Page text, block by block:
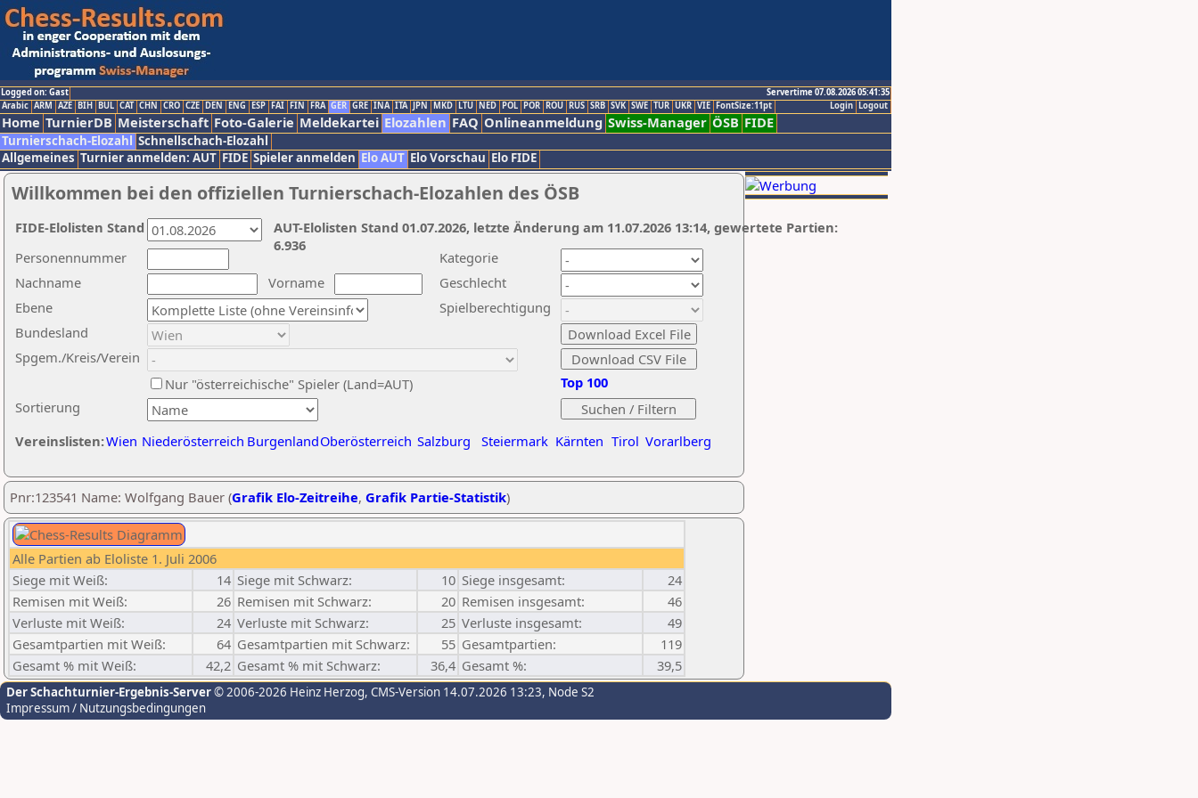
Logged on: Gast
Servertime 07.08.2026 05:41:35
Logout
Login
Arabic ARM AZE BIH BUL CAT CHN CRO CZE DEN ENG ESP FAI FIN FRA GER GRE INA ITA JPN MKD LTU NED POL POR ROU RUS SRB SVK SWE TUR UKR VIE FontSize:11pt
Home TurnierDB Meisterschaft Foto-Galerie Meldekartei Elozahlen FAQ Onlineanmeldung Swiss-Manager ÖSB FIDE
Turnierschach-Elozahl Schnellschach-Elozahl
Allgemeines Turnier anmelden: AUT FIDE Spieler anmelden Elo AUT Elo Vorschau Elo FIDE
Willkommen bei den offiziellen Turnierschach-Elozahlen des ÖSB
Nachname
Vorname
Ebene
Kategorie
Sortierung
Personennummer
Bundesland
Spgem./Kreis/Verein
Geschlecht
Nur "österreichische" Spieler (Land=AUT)
Spielberechtigung
Vereinslisten:Wien Niederösterreich BurgenlandOberösterreich Salzburg Steiermark Kärnten Tirol Vorarlberg
Top 100
AUT-Elolisten Stand 01.07.2026, letzte Änderung am 11.07.2026 13:14, gewertete Partien:
6.936
FIDE-Elolisten Stand
Pnr:123541 Name: Wolfgang Bauer (Grafik Elo-Zeitreihe, Grafik Partie-Statistik)
Alle Partien ab Eloliste 1. Juli 2006
Siege mit Weiß:
14 Siege mit Schwarz: 10 Siege insgesamt:
24
Remisen mit Weiß:
26 Remisen mit Schwarz: 20 Remisen insgesamt:
46
Verluste mit Weiß:
24 Verluste mit Schwarz: 25 Verluste insgesamt:
49
Gesamtpartien mit Weiß:
64 Gesamtpartien mit Schwarz: 55 Gesamtpartien:
119
Gesamt % mit Weiß:
42,2 Gesamt % mit Schwarz: 36,4 Gesamt %: 39,5
Der Schachturnier-Ergebnis-Server© 2006-2026 Heinz Herzog, CMS-Version 14.07.2026 13:23, Node S2
Impressum / Nutzungsbedingungen